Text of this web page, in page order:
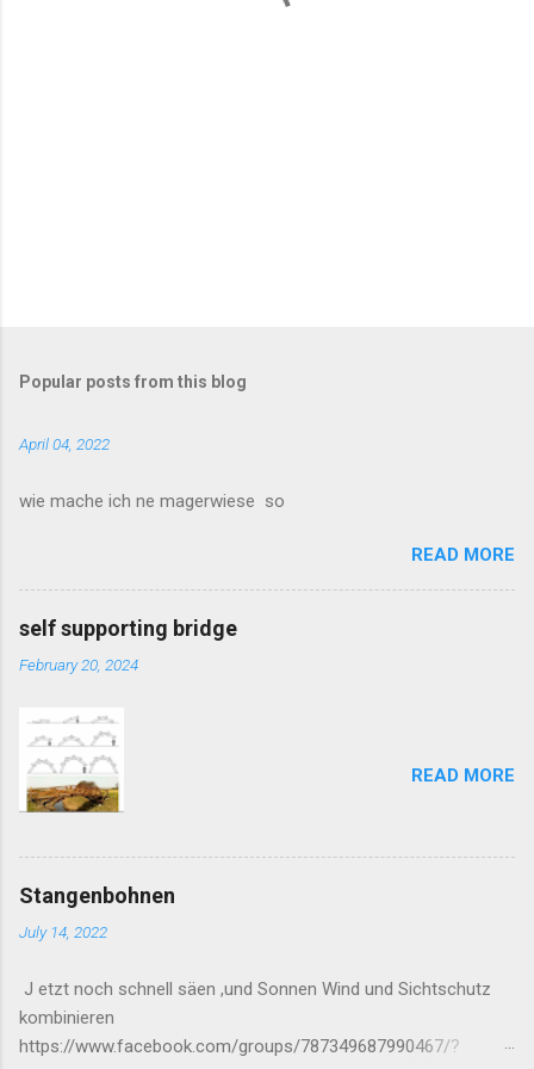
Popular posts from this blog
April 04, 2022
wie mache ich ne magerwiese so
READ MORE
self supporting bridge
February 20, 2024
READ MORE
Stangenbohnen
July 14, 2022
J etzt noch schnell säen ,und Sonnen Wind und Sichtschutz
kombinieren
https://www.facebook.com/groups/787349687990467/?